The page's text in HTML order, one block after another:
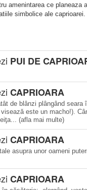
amenintarea ce
simbolice ale caprioarei.
PUI DE
CAPRIOARA
de blânzi plângând
este un macho!).
(afla mai multe)
CAPRIOARA
asupra unor oameni
CAPRIOARA